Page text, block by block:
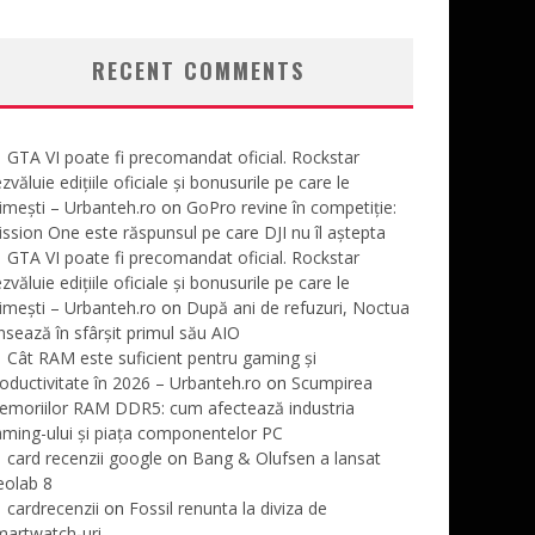
RECENT COMMENTS
GTA VI poate fi precomandat oficial. Rockstar
edițiile oficiale și bonusurile pe care le
– Urbanteh.ro on GoPro revine în competiție:
One este răspunsul pe care DJI nu îl aștepta
GTA VI poate fi precomandat oficial. Rockstar
edițiile oficiale și bonusurile pe care le
– Urbanteh.ro on După ani de refuzuri, Noctua
în sfârșit primul său AIO
Cât RAM este suficient pentru gaming și
în 2026 – Urbanteh.ro on Scumpirea
RAM DDR5: cum afectează industria
ului și piața componentelor PC
card recenzii google on Bang & Olufsen a lansat
8
cardrecenzii on Fossil renunta la diviza de